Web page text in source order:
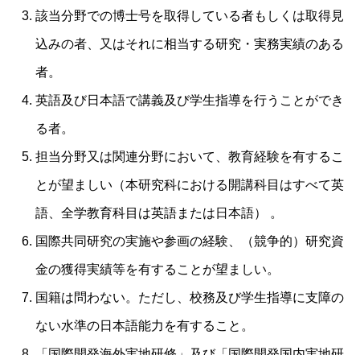
該当分野での博士号を取得している者もしくは取得見
込みの者、又はそれに相当する研究・実務実績のある
者。
英語及び日本語で講義及び学生指導を行うことができ
る者。
担当分野又は関連分野において、教育経験を有するこ
とが望ましい（本研究科における開講科目はすべて英
語、全学教育科目は英語または日本語） 。
国際共同研究の実施や参画の経験、（競争的）研究資
金の獲得実績等を有することが望ましい。
国籍は問わない。ただし、校務及び学生指導に支障の
ない水準の日本語能力を有すること。